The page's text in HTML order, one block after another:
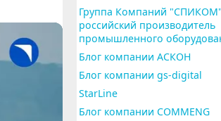
Группа Компаний
российский производитель
промышленного
Блог компании АСКОН
Блог компании gs-digital
StarLine
Блог компании COMMENG